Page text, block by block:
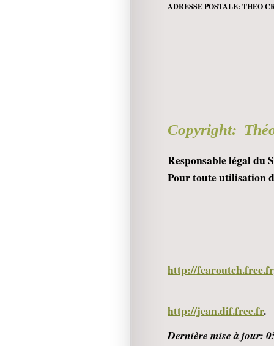
ADRESSE POSTALE: THEO
Copyright:
Responsable légal du
Pour toute utilisation
http://fcaroutch.free.fr
http://jean.dif.free.fr.
Dernière mise à jour: